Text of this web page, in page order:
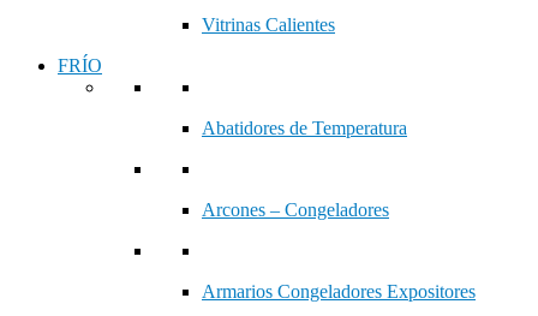
Vitrinas Calientes
FRÍO
Abatidores de Temperatura
Arcones – Congeladores
Armarios Congeladores Expositores